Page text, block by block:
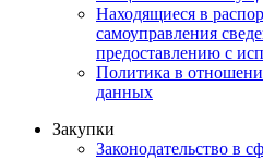
Находящиеся в
самоуправления
предоставлению с
Политика в
данных
Закупки
Законодательство в